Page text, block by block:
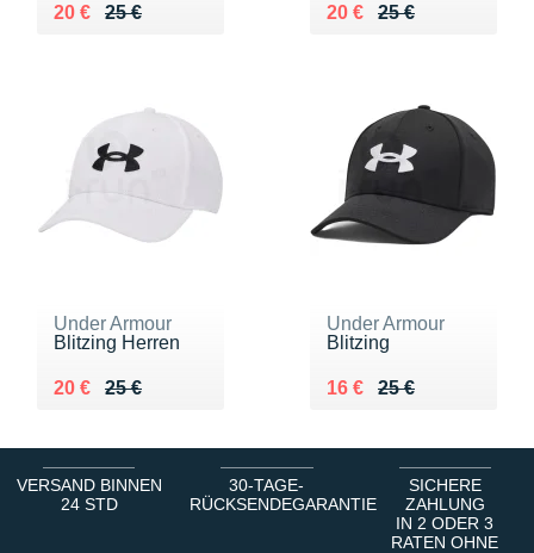
25 €
Au lieu de 25 €
20 €
Vendu 20 € 25 €
Au lieu de 25 €
20 €
Vendu 20 €
Under Armour
Blitzing Herren
25 €
Au lieu de 25 €
20 €
Vendu 20 €
Under Armour
Blitzing
25 €
Au lieu de 25 €
16 €
Vendu 16 €
VERSAND BINNEN
24 STD
30-TAGE-
RÜCKSENDEGARANTIE
SICHERE
ZAHLUNG
IN 2 ODER 3
RATEN OHNE